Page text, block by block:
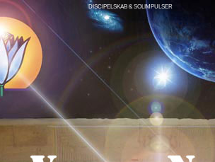
DISCIPELSKAB & SOLIMPULSER